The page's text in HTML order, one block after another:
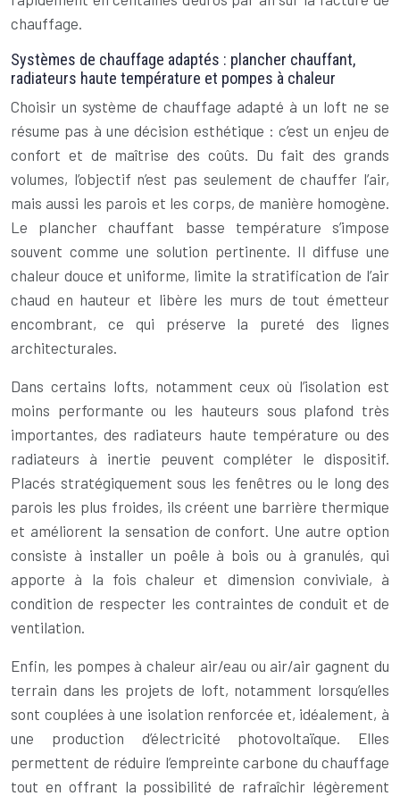
chauffage.
Systèmes de chauffage adaptés : plancher chauffant,
radiateurs haute température et pompes à chaleur
Choisir un système de chauffage adapté à un loft ne se
résume pas à une décision esthétique : c’est un enjeu de
confort et de maîtrise des coûts. Du fait des grands
volumes, l’objectif n’est pas seulement de chauffer l’air,
mais aussi les parois et les corps, de manière homogène.
Le plancher chauffant basse température s’impose
souvent comme une solution pertinente. Il diffuse une
chaleur douce et uniforme, limite la stratification de l’air
chaud en hauteur et libère les murs de tout émetteur
encombrant, ce qui préserve la pureté des lignes
architecturales.
Dans certains lofts, notamment ceux où l’isolation est
moins performante ou les hauteurs sous plafond très
importantes, des radiateurs haute température ou des
radiateurs à inertie peuvent compléter le dispositif.
Placés stratégiquement sous les fenêtres ou le long des
parois les plus froides, ils créent une barrière thermique
et améliorent la sensation de confort. Une autre option
consiste à installer un poêle à bois ou à granulés, qui
apporte à la fois chaleur et dimension conviviale, à
condition de respecter les contraintes de conduit et de
ventilation.
Enfin, les pompes à chaleur air/eau ou air/air gagnent du
terrain dans les projets de loft, notamment lorsqu’elles
sont couplées à une isolation renforcée et, idéalement, à
une production d’électricité photovoltaïque. Elles
permettent de réduire l’empreinte carbone du chauffage
tout en offrant la possibilité de rafraîchir légèrement